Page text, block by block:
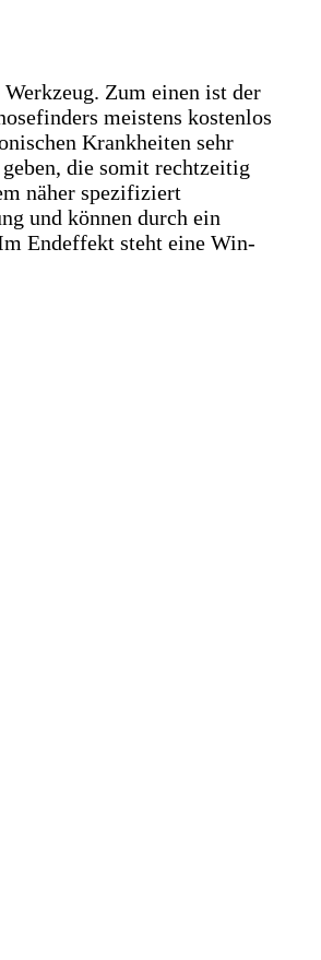
Zum einen ist der
meistens kostenlos
Krankheiten sehr
die somit rechtzeitig
näher spezifiziert
und können durch ein
Endeffekt steht eine Win-